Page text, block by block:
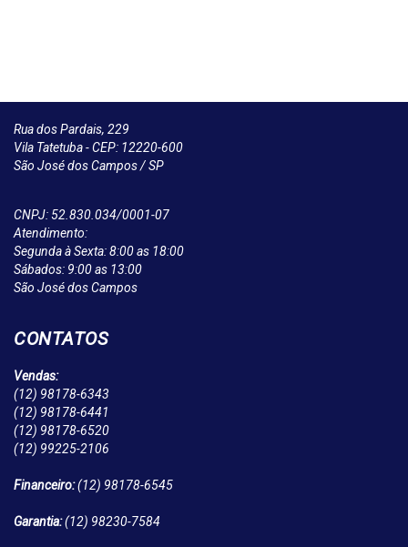
Rua dos Pardais, 229
Vila Tatetuba - CEP: 12220-600
São José dos Campos / SP
CNPJ: 52.830.034/0001-07
Atendimento:
Segunda à Sexta: 8:00 as 18:00
Sábados: 9:00 as 13:00
São José dos Campos
CONTATOS
Vendas:
(12) 98178-6343
(12) 98178-6441
(12) 98178-6520
(12) 99225-2106
Financeiro:(12) 98178-6545
Garantia:(12) 98230-7584